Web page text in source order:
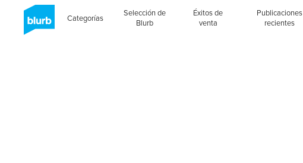
Categorías
Selección de
Blurb
Éxitos de
venta
Publicaciones
recientes